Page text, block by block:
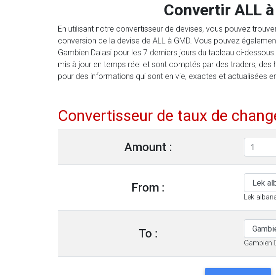
Convertir ALL à
En utilisant notre convertisseur de devises, vous pouvez
conversion de la devise de ALL à GMD. Vous pouvez
Gambien Dalasi pour les 7 derniers jours du tableau ci-
mis à jour en temps réel et sont comptés par des traders,
pour des informations qui sont en vie, exactes et actualisées
Convertisseur de taux de
Amount :
From :
Lek
To :
Gambien